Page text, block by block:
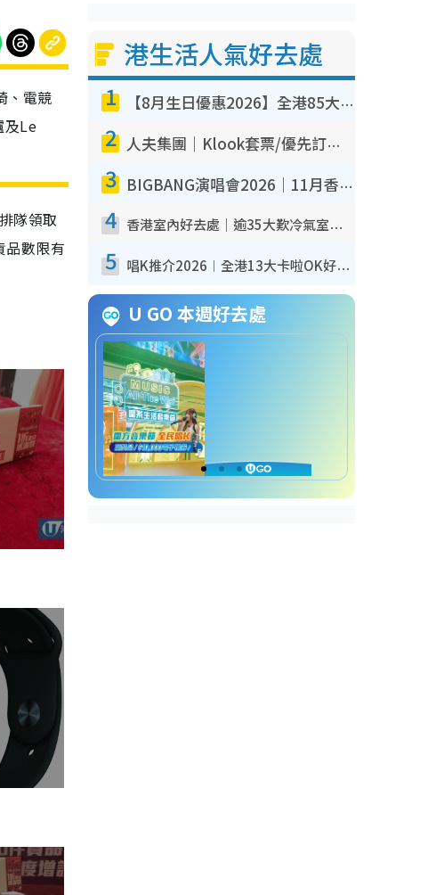
、電競
及Le
隊領取
品數限有
港生活人氣好去處
1 【8月生日優惠2026】全港85大食買玩著數攻略 自助餐/火鍋放題同行免費＋誠品/DONKI送現金券
2 人夫集團｜Klook套票/優先訂票/公開發售搶飛攻略！附票價.購票連結.場地座位表
3 BIGBANG演唱會2026｜11月香港啟德開3場！實名制VIP申請、優先購票攻略
4 香港室內好去處｜逾35大歎冷氣室內好去處推介 室內活動免費避雨無懼落雨
5 唱K推介2026︱全港13大卡啦OK好去處！最平$36起 日文K都有！(附地址+收費詳情)
U GO 本週好去處